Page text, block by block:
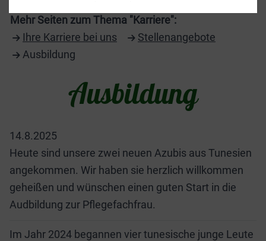
Mehr Seiten zum Thema "Karriere":
Ihre Karriere bei uns
Stellenangebote
Ausbildung
Ausbildung
14.8.2025
Heute sind unsere zwei neuen Azubis aus Tunesien
angekommen. Wir haben sie herzlich willkommen
geheißen und wünschen einen guten Start in die
Audbildung zur Pflegefachfrau.
Im Jahr 2024 begannen vier tunesische junge Leute